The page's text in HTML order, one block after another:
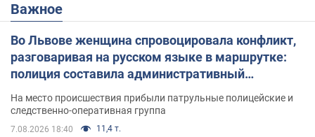
Важное
Во Львове женщина спровоцировала конфликт,
разговаривая на русском языке в маршрутке:
полиция составила административный
протокол. Видео
На место происшествия прибыли патрульные полицейские и
следственно-оперативная группа
7.08.2026 18:40 11,4 т.